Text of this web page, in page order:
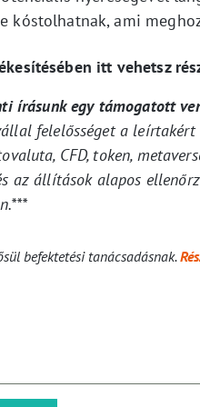
kóstolhatnak, ami
itt vehetsz
írásunk egy támogatott
felelősséget a
CFD, token,
az állítások alapos
befektetési tanácsadásnak.